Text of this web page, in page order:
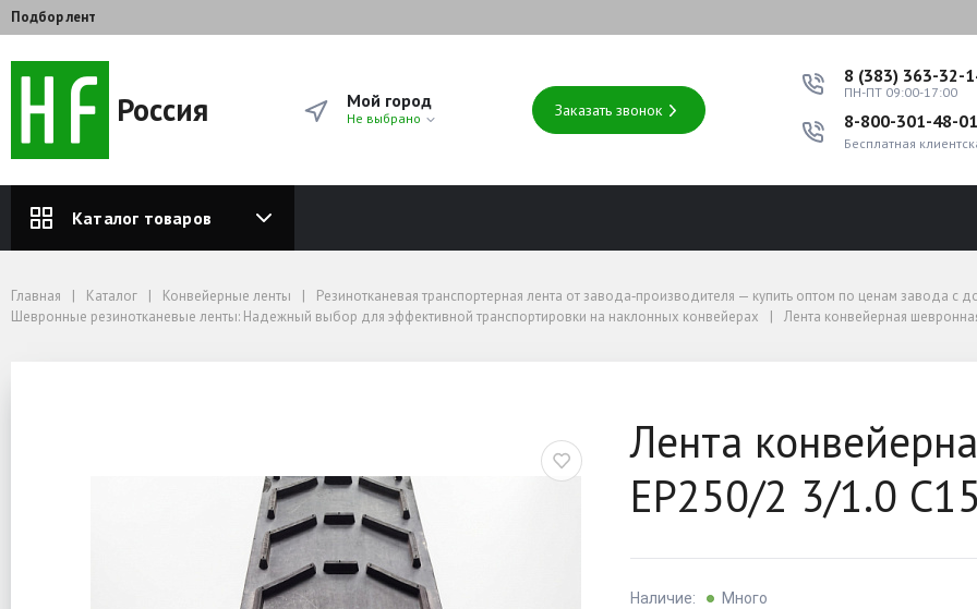
Подбор лент
Россия Мой город
Не выбрано Заказать звонок
8 (383) 363-32-
ПН-ПТ 09:00-17:00
8-800-301-48-01
Бесплатная
Каталог товаров
Главная
Каталог
Резинотканевая транспортерная лента от завода‑производителя — купить оптом по ценам завода с доставкой по России
Шевронные резинотканевые ленты: Надежный выбор для эффективной транспортировки на наклонных конвейерах
Лента конвейерная шевронная 800 ЕР250/2 3/1.0 С15 GR
Главная Каталог Конвейерные ленты
Резинотканевая транспортерная лента от завода‑производителя — купить оптом по ценам завода с
Шевронные резинотканевые ленты: Надежный выбор для эффективной транспортировки на наклонных конвейерах
Лента конвейерная
Лента
ЕР250/2 3/1.0
Наличие: Много